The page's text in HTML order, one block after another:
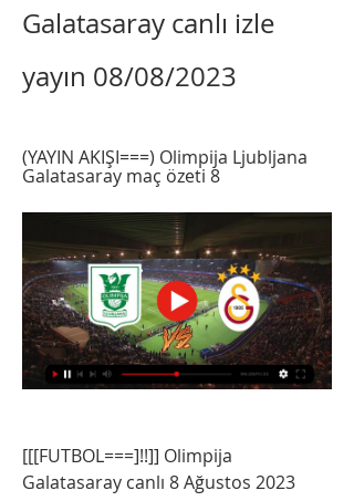
Galatasaray canlı izle
yayın 08/08/2023
(YAYIN AKIŞI===) Olimpija Ljubljana
Galatasaray maç özeti 8
[[[FUTBOL===]!!]] Olimpija
Galatasaray canlı 8 Ağustos 2023